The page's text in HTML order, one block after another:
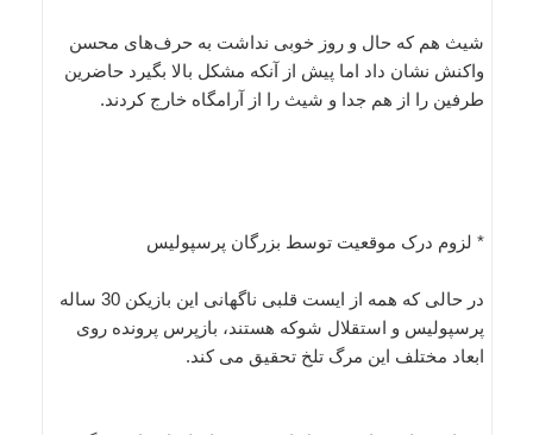
شیث هم که حال و روز خوبی نداشت به حرف‌های محسن
واکنش نشان داد اما پیش از آنکه مشکل بالا بگیرد حاضرین
طرفین را از هم جدا و شیث را از آرامگاه خارج کردند.
* لزوم درک موقعیت توسط بزرگان پرسپولیس
در حالی که همه از ایست قلبی ناگهانی این بازیکن 30 ساله
پرسپولیس و استقلال شوکه هستند، بازپرس پرونده روی
ابعاد مختلف این مرگ تلخ تحقیق می کند.